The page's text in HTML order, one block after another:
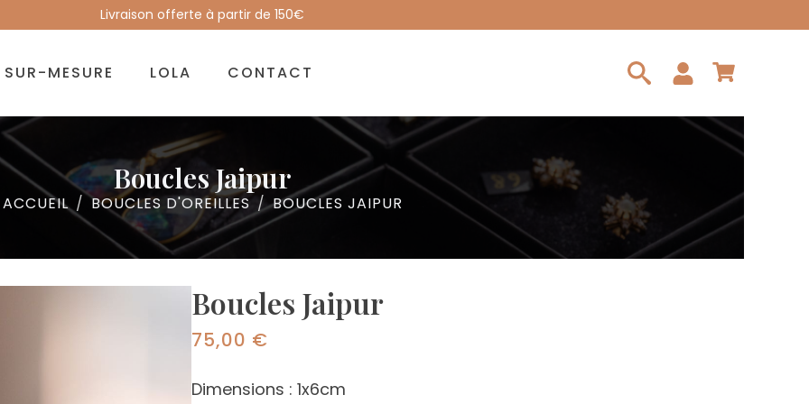
Livraison offerte à partir de 150€
SUR-MESURE LOLA
CONTACT
Boucles Jaipur
ACCUEIL BOUCLES D'OREILLES BOUCLES JAIPUR
Boucles Jaipur
75,00 €
Dimensions : 1x6cm